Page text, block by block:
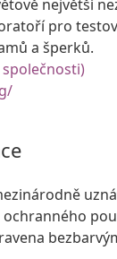
největší
pro
a šperků.
ochranného